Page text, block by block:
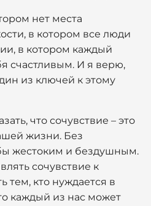
нет места
в котором все люди
в котором каждый
счастливым. И я верю,
из ключей к этому
что сочувствие – это
жизни. Без
жестоким и бездушным.
сочувствие к
тем, кто нуждается в
каждый из нас может